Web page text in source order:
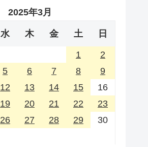
2025年3月
水 木 金 土 日
1
2
5 6 7 8
9
12 13 14 15
16
19 20 21 22
23
26 27 28 29
30